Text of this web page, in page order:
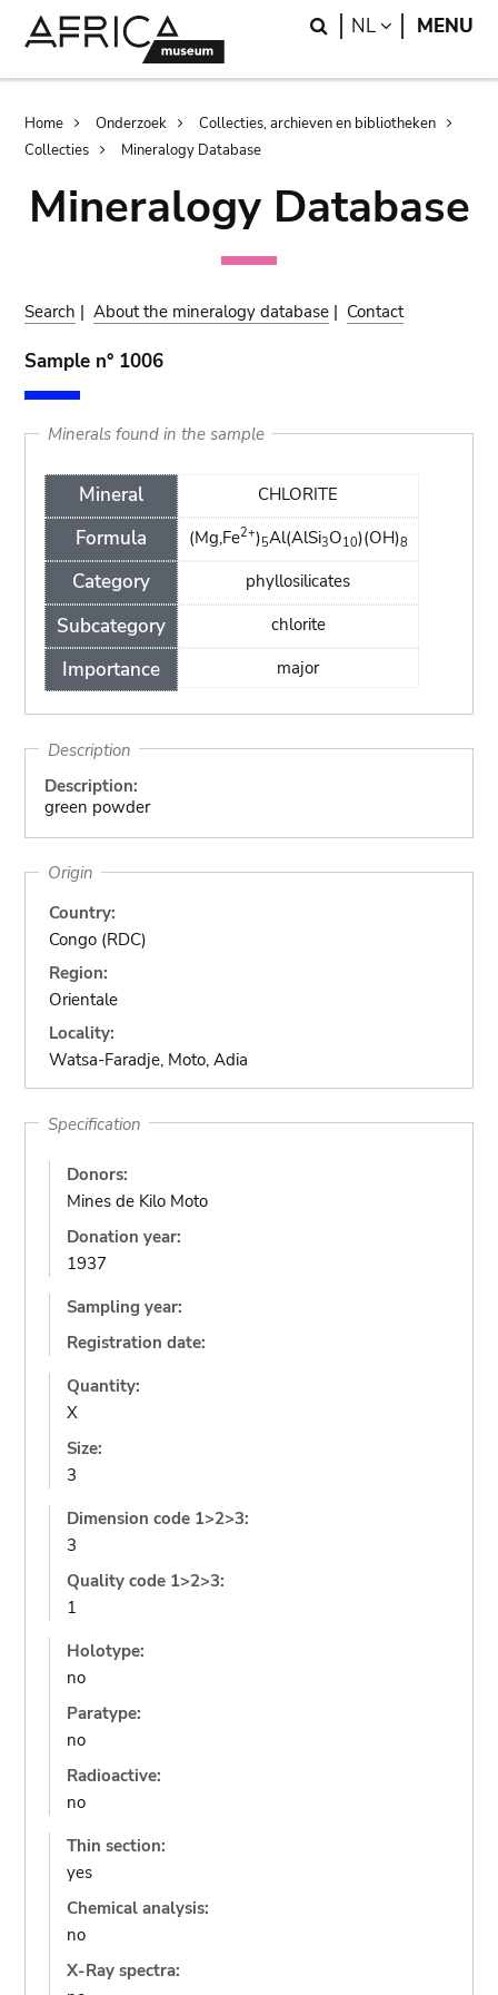
Search
NL LANGUAGE
MENU
Breadcrumb
Home Onderzoek
Collecties, archieven en bibliotheken
Collecties
Mineralogy Database
Mineralogy Database
Search |About the mineralogy database | Contact
Sample n° 1006
Minerals found in the sample
Mineral
Formula
Category
Subcategory
Importance
CHLORITE
(Mg,Fe2+)5Al(AlSi3O10)(OH)8
phyllosilicates
chlorite
major
Description
Description:
green powder
Origin
Country:
Congo (RDC)
Region:
Orientale
Locality:
Watsa-Faradje, Moto, Adia
Specification
Donors:
Mines de Kilo Moto
Donation year:
1937
Sampling year:
Registration date:
Quantity:
X
Size:
3
Dimension code 1>2>3:
3
Quality code 1>2>3:
1
Holotype:
no
Paratype:
no
Radioactive:
no
Thin section:
yes
Chemical analysis:
no
X-Ray spectra: